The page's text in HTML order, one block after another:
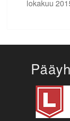
lokakuu